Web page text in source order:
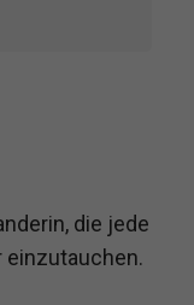
die jede
einzutauchen.